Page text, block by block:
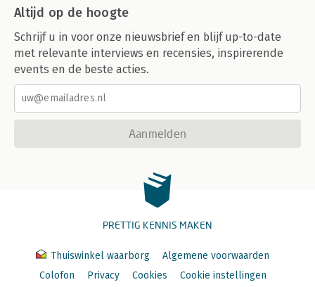
Altijd op de hoogte
Schrijf u in voor onze nieuwsbrief en blijf up-to-date
met relevante interviews en recensies, inspirerende
events en de beste acties.
Aanmelden
PRETTIG KENNIS MAKEN
Thuiswinkel waarborg
Algemene voorwaarden
Colofon
Privacy Cookies Cookie instellingen